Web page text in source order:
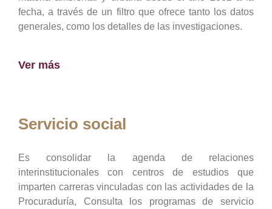
fecha, a través de un filtro que ofrece tanto los datos
generales, como los detalles de las investigaciones.
Ver más
Servicio social
Es consolidar la agenda de relaciones
interinstitucionales con centros de estudios que
imparten carreras vinculadas con las actividades de la
Procuraduría, Consulta los programas de servicio